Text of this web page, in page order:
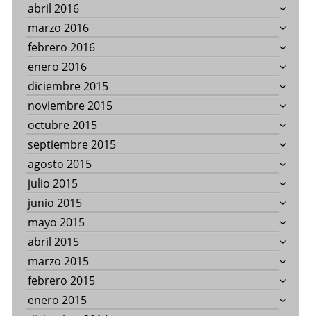
abril 2016
marzo 2016
febrero 2016
enero 2016
diciembre 2015
noviembre 2015
octubre 2015
septiembre 2015
agosto 2015
julio 2015
junio 2015
mayo 2015
abril 2015
marzo 2015
febrero 2015
enero 2015